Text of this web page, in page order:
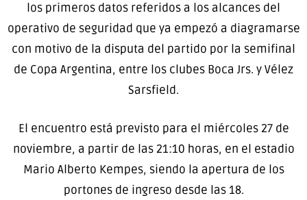
los primeros datos referidos a los alcances del
operativo de seguridad que ya empezó a diagramarse
con motivo de la disputa del partido por la semifinal
de Copa Argentina, entre los clubes Boca Jrs. y Vélez
Sarsfield.
El encuentro está previsto para el miércoles 27 de
noviembre, a partir de las 21:10 horas, en el estadio
Mario Alberto Kempes, siendo la apertura de los
portones de ingreso desde las 18.